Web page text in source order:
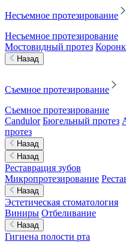
Несъемное протезирование
Несъемное протезирование
Мостовидный протез
Назад
Съемное протезирование
Съемное протезирование
Candulor Бюгельный протез
протез
Назад
Назад
Реставрация зубов
Микропротезирование
Назад
Эстетическая стоматология
Виниры Отбеливание
Назад
Гигиена полости рта